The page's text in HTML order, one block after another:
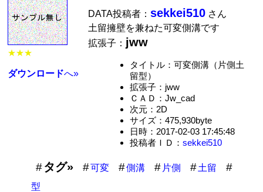
★★★
ダウンロードへ»
DATA投稿者：sekkei510 さん
土留擁壁を兼ねた可変側溝です
拡張子： jww
タイトル：可変側溝（片側土
留型）
拡張子：jww
ＣＡＤ：Jw_cad
次元：2D
サイズ：475,930byte
日時：2017-02-03 17:45:48
投稿者ＩＤ： sekkei510
タグ» 可変 側溝 片側
土留
型